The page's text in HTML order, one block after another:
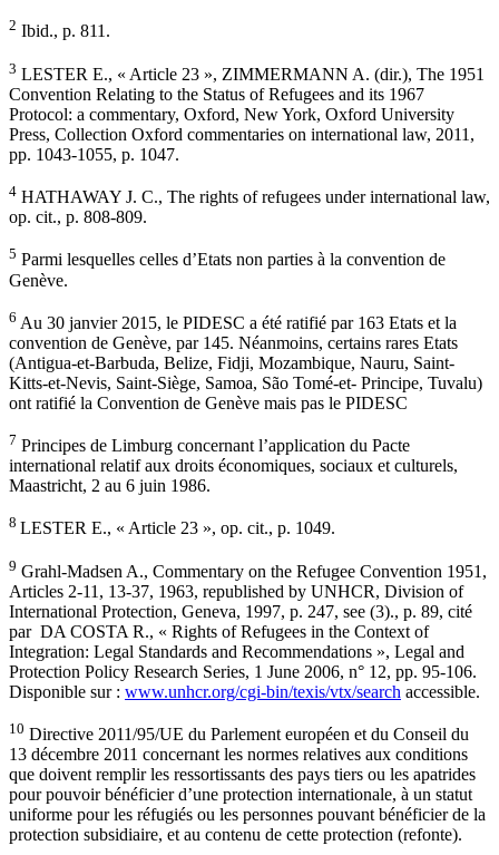
2 Ibid., p. 811.
3 LESTER E., « Article 23 », ZIMMERMANN A. (dir.), The 1951
Convention Relating to the Status of Refugees and its 1967
Protocol: a commentary, Oxford, New York, Oxford University
Press, Collection Oxford commentaries on international law, 2011,
pp. 1043-1055, p. 1047.
4 HATHAWAY J. C., The rights of refugees under international law,
op. cit., p. 808-809.
5 Parmi lesquelles celles d’Etats non parties à la convention de
Genève.
6 Au 30 janvier 2015, le PIDESC a été ratifié par 163 Etats et la
convention de Genève, par 145. Néanmoins, certains rares Etats
(Antigua-et-Barbuda, Belize, Fidji, Mozambique, Nauru, Saint-
Kitts-et-Nevis, Saint-Siège, Samoa, São Tomé-et- Principe, Tuvalu)
ont ratifié la Convention de Genève mais pas le PIDESC
7 Principes de Limburg concernant l’application du Pacte
international relatif aux droits économiques, sociaux et culturels,
Maastricht, 2 au 6 juin 1986.
8 LESTER E., « Article 23 », op. cit., p. 1049.
9 Grahl-Madsen A., Commentary on the Refugee Convention 1951,
Articles 2-11, 13-37, 1963, republished by UNHCR, Division of
International Protection, Geneva, 1997, p. 247, see (3)., p. 89, cité
par DA COSTA R., « Rights of Refugees in the Context of
Integration: Legal Standards and Recommendations », Legal and
Protection Policy Research Series, 1 June 2006, n° 12, pp. 95-106.
Disponible sur : www.unhcr.org/cgi-bin/texis/vtx/search accessible.
10 Directive 2011/95/UE du Parlement européen et du Conseil du
13 décembre 2011 concernant les normes relatives aux conditions
que doivent remplir les ressortissants des pays tiers ou les apatrides
pour pouvoir bénéficier d’une protection internationale, à un statut
uniforme pour les réfugiés ou les personnes pouvant bénéficier de la
protection subsidiaire, et au contenu de cette protection (refonte).